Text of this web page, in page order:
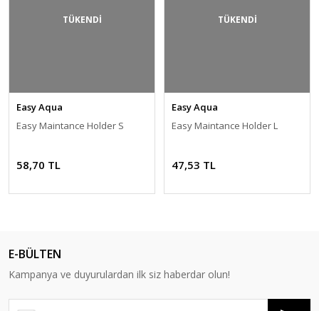
TÜKENDİ
Easy Aqua
Easy Maintance Holder S
58,70 TL
TÜKENDİ
Easy Aqua
Easy Maintance Holder L
47,53 TL
E-BÜLTEN
Kampanya ve duyurulardan ilk siz haberdar olun!